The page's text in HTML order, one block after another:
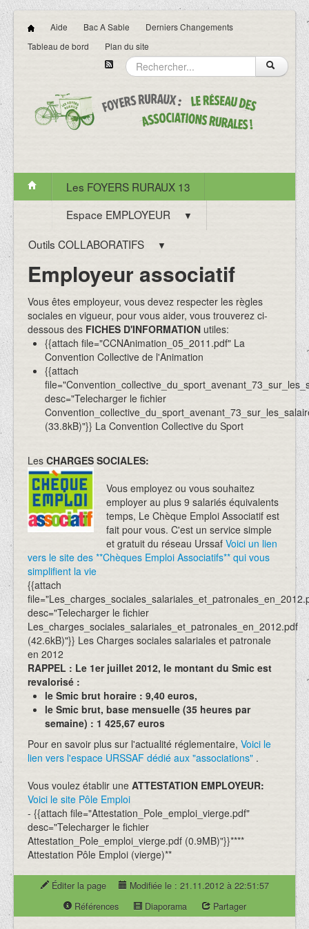
Aide Bac A Sable
Derniers Changements
Tableau de bord
Plan du site
Les FOYERS RURAUX 13
Espace EMPLOYEUR
▼
Outils COLLABORATIFS ▼
Employeur associatif
Vous êtes employeur, vous devez respecter les règles
sociales en vigueur, pour vous aider, vous trouverez ci-
dessous des FICHES D'INFORMATION utiles:
{{attach file="CCNAnimation_05_2011.pdf" La
Convention Collective de l'Animation
{{attach
desc="Telecharger le fichier
(33.8kB)"}} La Convention Collective du Sport
Les CHARGES SOCIALES:
Vous employez ou vous souhaitez
employer au plus 9 salariés équivalents
temps, Le Chèque Emploi Associatif est
fait pour vous. C'est un service simple
et gratuit du réseau Urssaf Voici un lien
vers le site des **Chèques Emploi Associatifs** qui vous
simplifient la vie
{{attach
desc="Telecharger le fichier
Les_charges_sociales_salariales_et_patronales_en_2012.pdf
(42.6kB)"}} Les Charges sociales salariales et patronale
en 2012
RAPPEL : Le 1er juillet 2012, le montant du Smic est
revalorisé :
le Smic brut horaire : 9,40 euros,
le Smic brut, base mensuelle (35 heures par
semaine) : 1 425,67 euros
Pour en savoir plus sur l'actualité réglementaire, Voici le
lien vers l'espace URSSAF dédié aux "associations" .
Vous voulez établir une ATTESTATION EMPLOYEUR:
Voici le site Pôle Emploi
- {{attach file="Attestation_Pole_emploi_vierge.pdf"
desc="Telecharger le fichier
Attestation_Pole_emploi_vierge.pdf (0.9MB)"}}****
Attestation Pôle Emploi (vierge)**
Éditer la page
Modifiée le : 21.11.2012 à 22:51:57
Références
Diaporama Partager